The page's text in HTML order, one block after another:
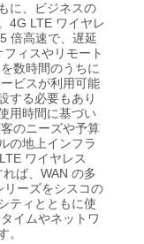
に、ビジネスの
4G LTE ワイヤレ
倍高速で、遅延
フィスやリモート
数時間のうちに
ビスが利用可能
する必要もあり
用時間に基づい
のニーズや予算
の地上インフラ
ワイヤレス
ば、 WAN の多
リーズをシスコの
ティとともに使
イムやネットワ
。